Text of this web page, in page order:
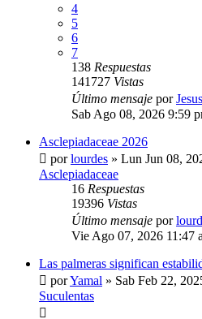
4
5
6
7
138 Respuestas
141727 Vistas
Último mensaje porJesus
Sab Ago 08, 2026 9:59
Asclepiadaceae 2026
porlourdes » Lun Jun 08,
Asclepiadaceae
16 Respuestas
19396 Vistas
Último mensaje por
Vie Ago 07, 2026 11:47
Las palmeras significan
porYamal » Sab Feb 22,
Suculentas